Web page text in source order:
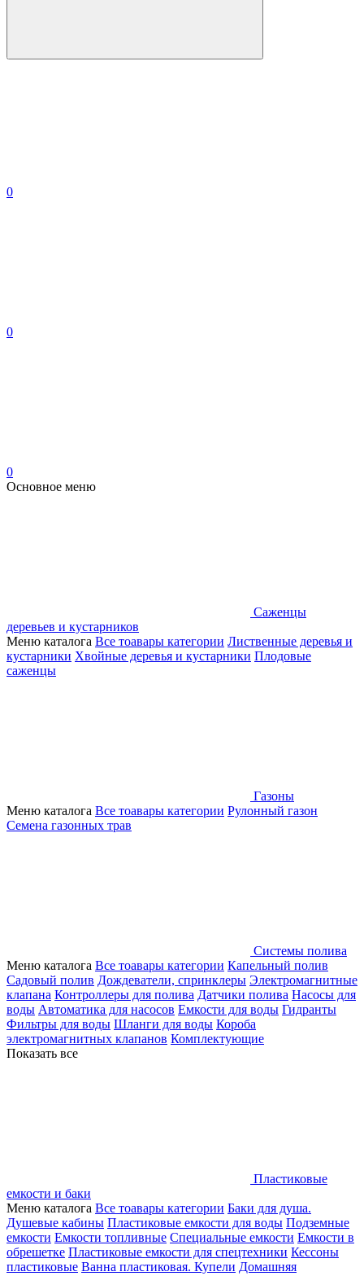
0
0
0
Основное меню
Саженцы
деревьев и кустарников
Меню каталога Все тоавары категории Лиственные деревья и
кустарники Хвойные деревья и кустарники Плодовые
саженцы
Газоны
Меню каталога Все тоавары категории Рулонный газон
Семена газонных трав
Системы полива
Меню каталога Все тоавары категории Капельный полив
Садовый полив Дождеватели, спринклеры Электромагнитные
клапана Контроллеры для полива Датчики полива Насосы для
воды Автоматика для насосов Емкости для воды Гидранты
Фильтры для воды Шланги для воды Короба
электромагнитных клапанов Комплектующие
Показать все
Пластиковые
емкости и баки
Меню каталога Все тоавары категории Баки для душа.
Душевые кабины Пластиковые емкости для воды Подземные
емкости Емкости топливные Специальные емкости Емкости в
обрешетке Пластиковые емкости для спецтехники Кессоны
пластиковые Ванна пластиковая. Купели Домашняя